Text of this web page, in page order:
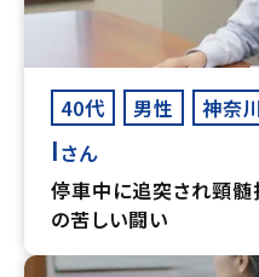
40代 男性 神奈
Iさん
停車中に追突され頸髄
の苦しい闘い